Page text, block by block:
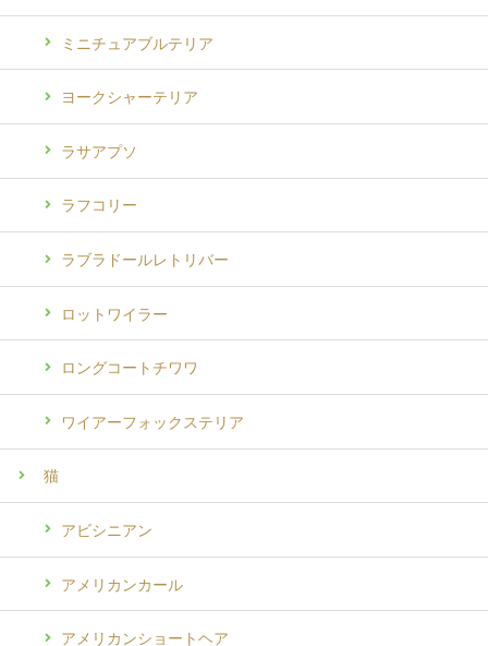
ミニチュアブルテリア
ヨークシャーテリア
ラサアプソ
ラフコリー
ラブラドールレトリバー
ロットワイラー
ロングコートチワワ
ワイアーフォックステリア
猫
アビシニアン
アメリカンカール
アメリカンショートヘア